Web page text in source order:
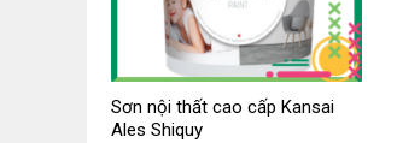
Sơn nội thất cao cấp Kansai
Ales Shiquy